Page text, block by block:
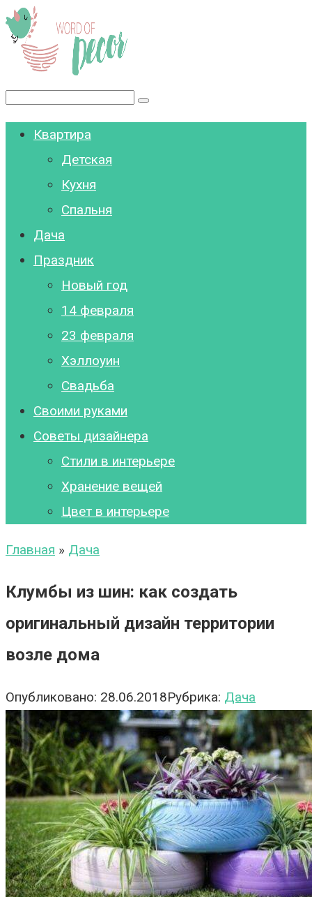
Перейти
к
контенту
Поиск:
Квартира
Детская
Кухня
Спальня
Дача
Праздник
Новый год
14 февраля
23 февраля
Хэллоуин
Свадьба
Своими руками
Советы дизайнера
Стили в интерьере
Хранение вещей
Цвет в интерьере
Главная » Дача
Клумбы из шин: как создать
оригинальный дизайн территории
возле дома
Опубликовано: 28.06.2018Рубрика: Дача